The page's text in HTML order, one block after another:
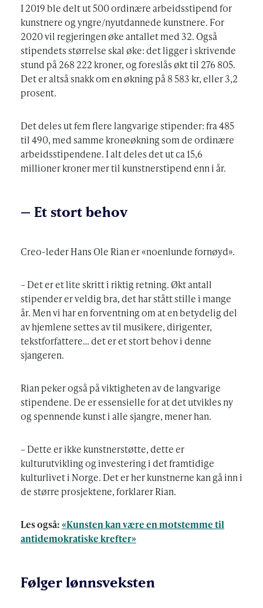
I 2019 ble delt ut 500 ordinære arbeidsstipend for
kunstnere og yngre/nyutdannede kunstnere. For
2020 vil regjeringen øke antallet med 32. Også
stipendets størrelse skal øke: det ligger i skrivende
stund på 268 222 kroner, og foreslås økt til 276 805.
Det er altså snakk om en økning på 8 583 kr, eller 3,2
prosent.
Det deles ut fem flere langvarige stipender: fra 485
til 490, med samme kroneøkning som de ordinære
arbeidsstipendene. I alt deles det ut ca 15,6
millioner kroner mer til kunstnerstipend enn i år.
– Et stort behov
Creo-leder Hans Ole Rian er «noenlunde fornøyd».
– Det er et lite skritt i riktig retning. Økt antall
stipender er veldig bra, det har stått stille i mange
år. Men vi har en forventning om at en betydelig del
av hjemlene settes av til musikere, dirigenter,
tekstforfattere… det er et stort behov i denne
sjangeren.
Rian peker også på viktigheten av de langvarige
stipendene. De er essensielle for at det utvikles ny
og spennende kunst i alle sjangre, mener han.
– Dette er ikke kunstnerstøtte, dette er
kulturutvikling og investering i det framtidige
kulturlivet i Norge. Det er her kunstnerne kan gå inn i
de større prosjektene, forklarer Rian.
Les også: «Kunsten kan være en motstemme til
antidemokratiske krefter»
Følger lønnsveksten